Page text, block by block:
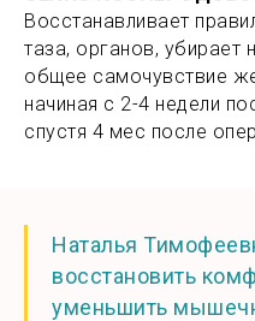
Восстанавливает
таза, органов, убирает
общее самочувствие
начиная с 2-4 недели
спустя 4 мес после
Наталья
восстановить
уменьшить